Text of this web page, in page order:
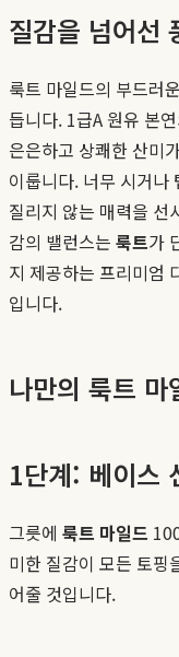
질감을 넘어선
룩트 마일드의 부드러
듭니다. 1급A 원유 본
은은하고 상쾌한 산미
이룹니다. 너무 시거나
질리지 않는 매력을 선
감의 밸런스는 룩트가
지 제공하는 프리미엄
입니다.
나만의 룩트 마
1단계: 베이스
그릇에 룩트 마일드
미한 질감이 모든 토핑
어줄 것입니다.